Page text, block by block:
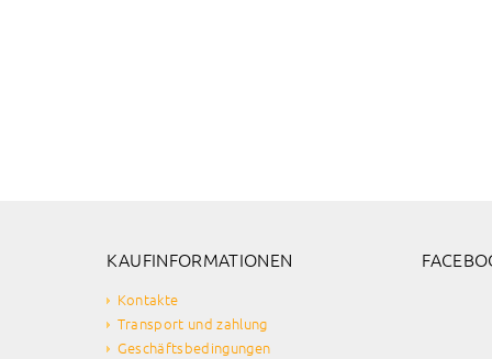
KAUFINFORMATIONEN
Kontakte
Transport und zahlung
Geschäftsbedingungen